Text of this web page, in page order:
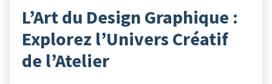
L’Art du Design Graphique :
Explorez l’Univers Créatif
de l’Atelier